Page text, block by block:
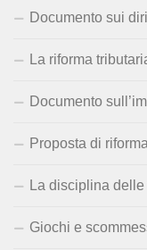
Documento sui
La riforma
Documento
Proposta di
La disciplina
Giochi e